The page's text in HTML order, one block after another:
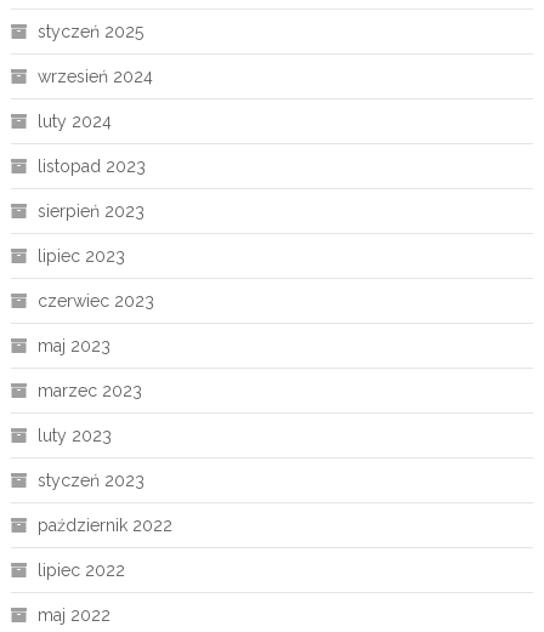
styczeń 2025
wrzesień 2024
luty 2024
listopad 2023
sierpień 2023
lipiec 2023
czerwiec 2023
maj 2023
marzec 2023
luty 2023
styczeń 2023
październik 2022
lipiec 2022
maj 2022